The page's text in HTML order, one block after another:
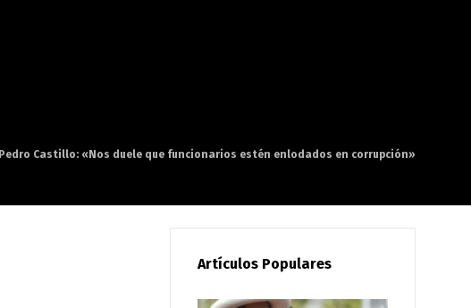
Pedro Castillo: «Nos duele que funcionarios estén enlodados en corrupción»
Artículos Populares